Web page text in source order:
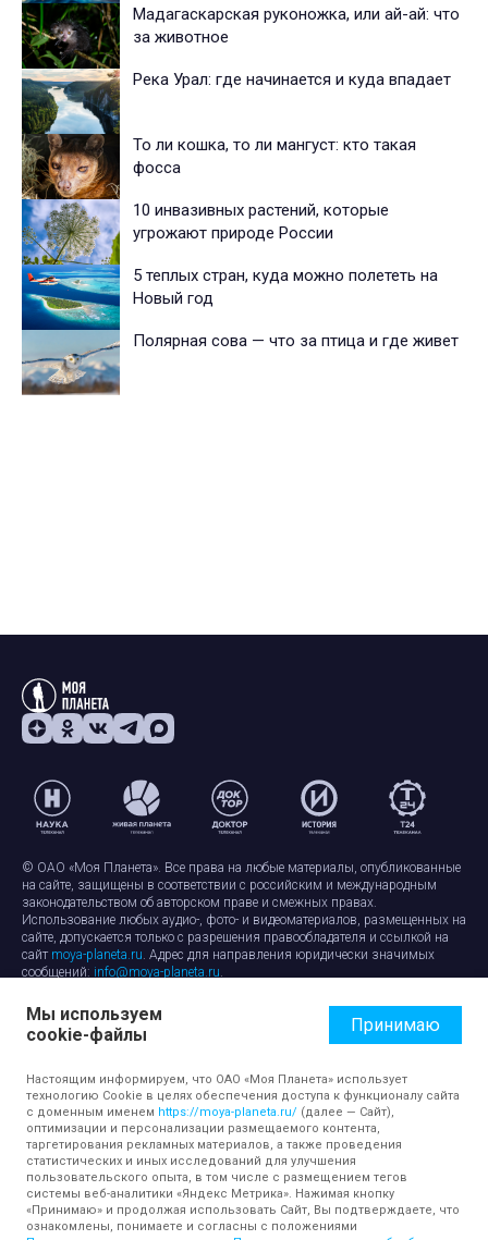
Мадагаскарская руконожка, или ай-ай: что
за животное
Река Урал: где начинается и куда впадает
То ли кошка, то ли мангуст: кто такая
фосса
10 инвазивных растений, которые
угрожают природе России
5 теплых стран, куда можно полететь на
Новый год
Полярная сова — что за птица и где живет
© ОАО «Моя Планета». Все права на любые материалы, опубликованные
на сайте, защищены в соответствии с российским и международным
законодательством об авторском праве и смежных правах.
Использование любых аудио-, фото- и видеоматериалов, размещенных на
сайте, допускается только с разрешения правообладателя и ссылкой на
сайт moya-planeta.ru. Адрес для направления юридически значимых
сообщений: info@moya-planeta.ru.
Правила сайтаРабота с cookie-файлами
Защита персональных данных
Обработка персональных данных
Мы используем
cookie-файлы
Принимаю
Настоящим информируем, что ОАО «Моя Планета» использует
технологию Cookie в целях обеспечения доступа к функционалу сайта
с доменным именем https://moya-planeta.ru/ (далее — Сайт),
оптимизации и персонализации размещаемого контента,
таргетирования рекламных материалов, а также проведения
статистических и иных исследований для улучшения
пользовательского опыта, в том числе с размещением тегов
системы веб-аналитики «Яндекс Метрика». Нажимая кнопку
«Принимаю» и продолжая использовать Сайт, Вы подтверждаете, что
ознакомлены, понимаете и согласны с положениями